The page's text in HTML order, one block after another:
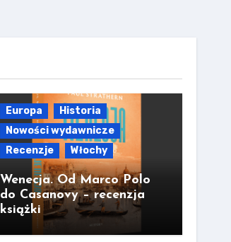
Europa
Historia
Nowości wydawnicze
Recenzje
Włochy
Wenecja. Od Marco Polo
do Casanovy – recenzja
książki